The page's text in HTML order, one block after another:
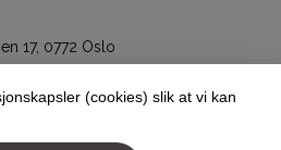
17, 0772 Oslo
(cookies) slik at vi kan